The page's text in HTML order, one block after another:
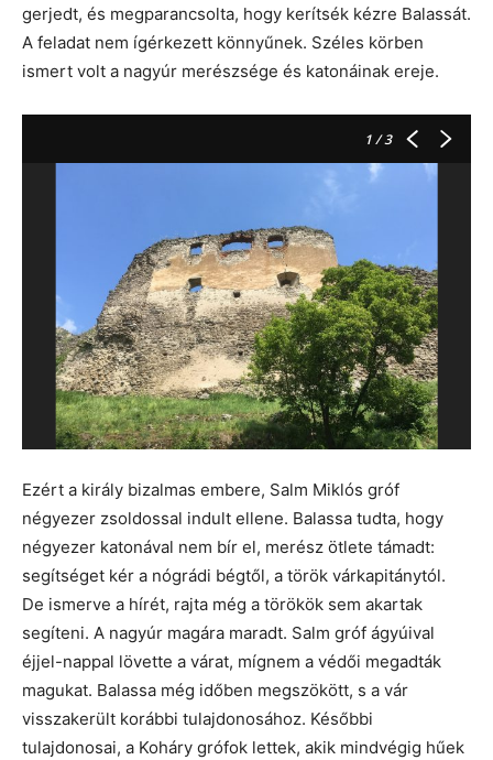
gerjedt, és megparancsolta, hogy kerítsék kézre Balassát.
A feladat nem ígérkezett könnyűnek. Széles körben
ismert volt a nagyúr merészsége és katonáinak ereje.
1/ 3
Ezért a király bizalmas embere, Salm Miklós gróf
négyezer zsoldossal indult ellene. Balassa tudta, hogy
négyezer katonával nem bír el, merész ötlete támadt:
segítséget kér a nógrádi bégtől, a török várkapitánytól.
De ismerve a hírét, rajta még a törökök sem akartak
segíteni. A nagyúr magára maradt. Salm gróf ágyúival
éjjel-nappal lövette a várat, mígnem a védői megadták
magukat. Balassa még időben megszökött, s a vár
visszakerült korábbi tulajdonosához. Későbbi
tulajdonosai, a Koháry grófok lettek, akik mindvégig hűek